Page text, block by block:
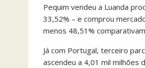
Pequim vendeu a Luanda
33,52% – e comprou
menos 48,51%
Já com Portugal, terceiro
ascendeu a 4,01 mil milhões